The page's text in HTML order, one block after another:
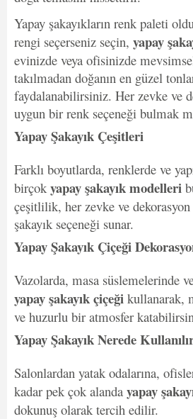
Yapay şakayıkların renk paleti
rengi seçerseniz seçin, yapay
evinizde veya ofisinizde
takılmadan doğanın en güzel
faydalanabilirsiniz. Her zevke ve
uygun bir renk seçeneği bulmak
Yapay Şakayık Çeşitleri
Farklı boyutlarda, renklerde ve
birçok yapay şakayık modelleri
çeşitlilik, her zevke ve
şakayık seçeneği sunar.
Yapay Şakayık Çiçeği
Vazolarda, masa süslemelerinde
yapay şakayık çiçeği kullanarak,
ve huzurlu bir atmosfer
Yapay Şakayık Nerede
Salonlardan yatak odalarına,
kadar pek çok alanda yapay
dokunuş olarak tercih edilir.